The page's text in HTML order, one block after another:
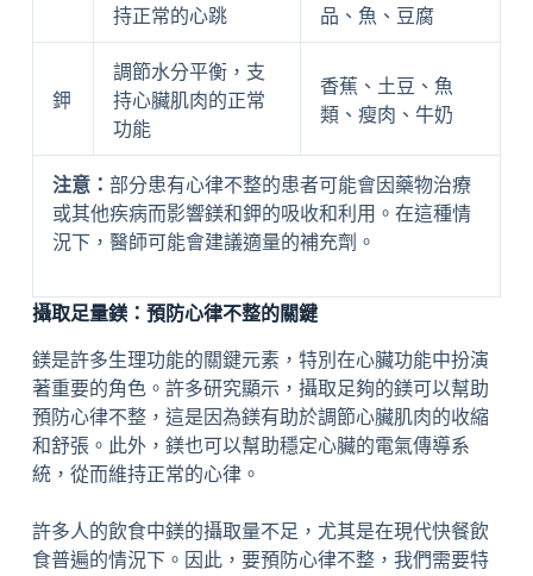
持正常的心跳
品、魚、豆腐
鉀
調節水分平衡，支
持心臟肌肉的正常
功能
香蕉、土豆、魚
類、瘦肉、牛奶
注意： 部分患有心律不整的患者可能會因藥物治療
或其他疾病而影響鎂和鉀的吸收和利用。在這種情
況下，醫師可能會建議適量的補充劑。
攝取足量鎂：預防心律不整的關鍵
鎂是許多生理功能的關鍵元素，特別在心臟功能中扮演
著重要的角色。許多研究顯示，攝取足夠的鎂可以幫助
預防心律不整，這是因為鎂有助於調節心臟肌肉的收縮
和舒張。此外，鎂也可以幫助穩定心臟的電氣傳導系
統，從而維持正常的心律。
許多人的飲食中鎂的攝取量不足，尤其是在現代快餐飲
食普遍的情況下。因此，要預防心律不整，我們需要特